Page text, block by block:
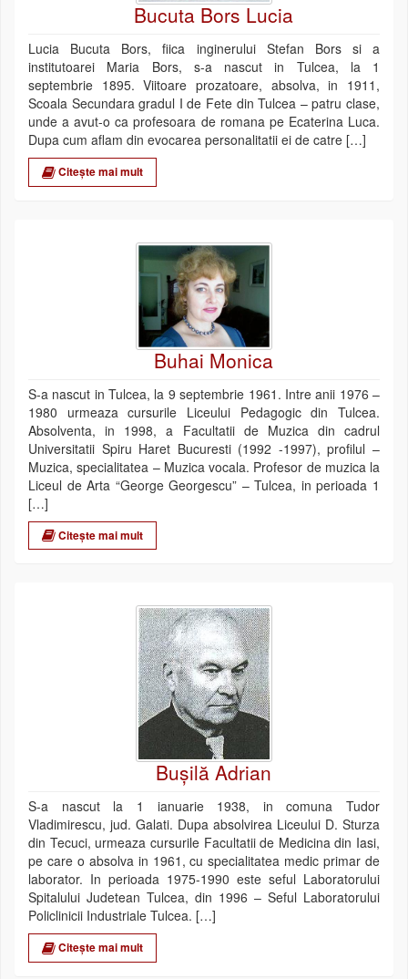
Bucuta Bors Lucia
Lucia Bucuta Bors, fiica inginerului Stefan Bors si a
institutoarei Maria Bors, s-a nascut in Tulcea, la 1
septembrie 1895. Viitoare prozatoare, absolva, in 1911,
Scoala Secundara gradul I de Fete din Tulcea – patru clase,
unde a avut-o ca profesoara de romana pe Ecaterina Luca.
Dupa cum aflam din evocarea personalitatii ei de catre […]
Citește mai mult
Buhai Monica
S-a nascut in Tulcea, la 9 septembrie 1961. Intre anii 1976 –
1980 urmeaza cursurile Liceului Pedagogic din Tulcea.
Absolventa, in 1998, a Facultatii de Muzica din cadrul
Universitatii Spiru Haret Bucuresti (1992 -1997), profilul –
Muzica, specialitatea – Muzica vocala. Profesor de muzica la
Liceul de Arta “George Georgescu” – Tulcea, in perioada 1
[…]
Citește mai mult
Bușilă Adrian
S-a nascut la 1 ianuarie 1938, in comuna Tudor
Vladimirescu, jud. Galati. Dupa absolvirea Liceului D. Sturza
din Tecuci, urmeaza cursurile Facultatii de Medicina din Iasi,
pe care o absolva in 1961, cu specialitatea medic primar de
laborator. In perioada 1975-1990 este seful Laboratorului
Spitalului Judetean Tulcea, din 1996 – Seful Laboratorului
Policlinicii Industriale Tulcea. […]
Citește mai mult